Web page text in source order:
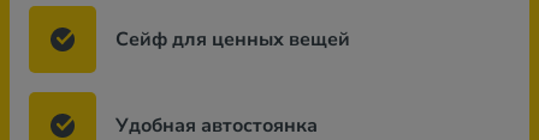
Сейф для ценных вещей
Удобная автостоянка